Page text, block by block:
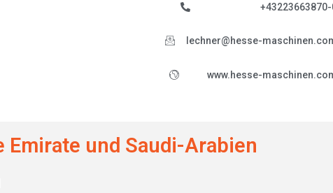
lechner@hesse-
www.hesse-
und Saudi-Arabien